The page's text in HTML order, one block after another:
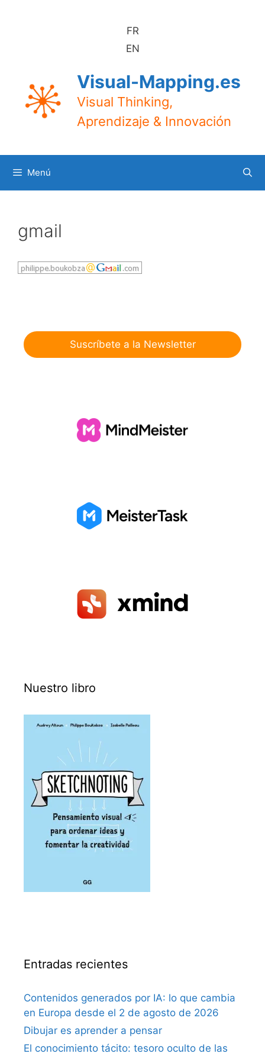
FR
EN
Visual-Mapping.es
Visual Thinking,
Aprendizaje & Innovación
Menú
gmail
Suscríbete a la Newsletter
Nuestro libro
Entradas recientes
Contenidos generados por IA: lo que cambia
en Europa desde el 2 de agosto de 2026
Dibujar es aprender a pensar
El conocimiento tácito: tesoro oculto de las